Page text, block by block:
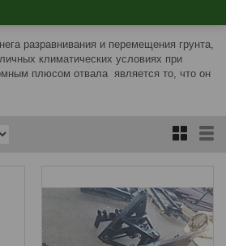
разравнивания и перемещения грунта,
климатических условиях при
плюсом отвала является то, что он